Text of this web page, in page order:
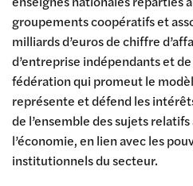
groupements coopératifs et
milliards d’euros de chiffre
d’entreprise indépendants et
fédération qui promeut le
représente et défend les
de l’ensemble des sujets
l’économie, en lien avec les
institutionnels du secteur.